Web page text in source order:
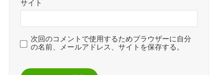
サイト
次回のコメントで使用するためブラウザーに自分
の名前、メールアドレス、サイトを保存する。